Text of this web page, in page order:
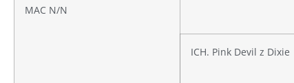
MAC N/N
ICH. Pink Devil z Dixie